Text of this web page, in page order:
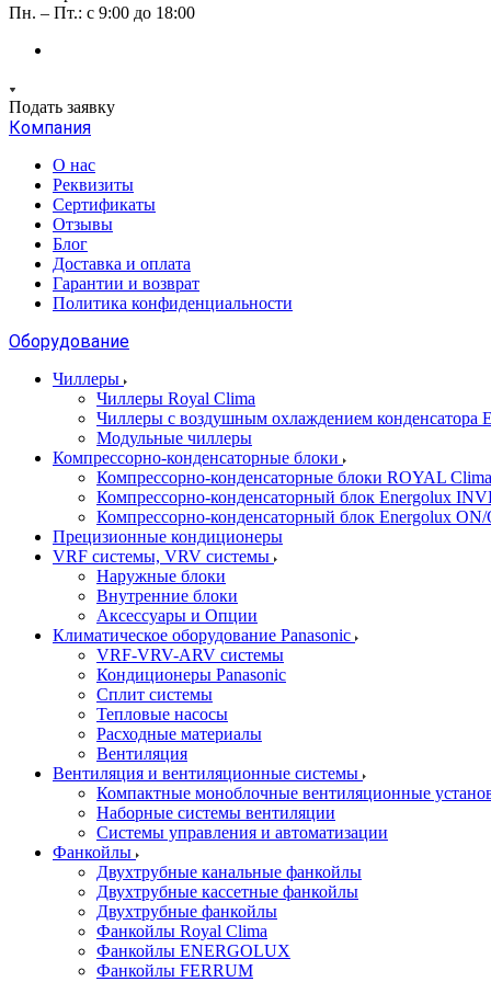
Пн. – Пт.: с 9:00 до 18:00
Подать заявку
Компания
О нас
Реквизиты
Сертификаты
Отзывы
Блог
Доставка и оплата
Гарантии и возврат
Политика конфиденциальности
Оборудование
Чиллеры
Чиллеры Royal Clima
Чиллеры с воздушным охлаждением конденсатора
Модульные чиллеры
Компрессорно-конденсаторные блоки
Компрессорно-конденсаторные блоки ROYAL Clima
Компрессорно-конденсаторный блок Energolux
Компрессорно-конденсаторный блок Energolux ON/
Прецизионные кондиционеры
VRF системы, VRV системы
Наружные блоки
Внутренние блоки
Аксессуары и Опции
Климатическое оборудование Panasonic
VRF-VRV-ARV системы
Кондиционеры Panasonic
Сплит системы
Тепловые насосы
Расходные материалы
Вентиляция
Вентиляция и вентиляционные системы
Компактные моноблочные вентиляционные
Наборные системы вентиляции
Системы управления и автоматизации
Фанкойлы
Двухтрубные канальные фанкойлы
Двухтрубные кассетные фанкойлы
Двухтрубные фанкойлы
Фанкойлы Royal Clima
Фанкойлы ENERGOLUX
Фанкойлы FERRUM